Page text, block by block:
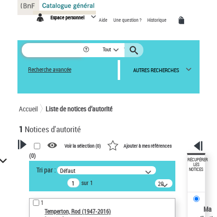
Espace personnel Aide Une question ? Historique
Tout
Recherche avancée AUTRES RECHERCHES
Accueil Liste de notices d’autorité
1 Notices d'autorité
VOTRE RECHERCHE
Recherche avancée dans les
notices d’autorité
Œuvres liées à l'auteur :
Temperton, Rod (1947-2016)
Voir la sélection (0) Ajouter à mes références
(0)
Tri par : Défaut
sur 1
20
résultats/page
1
Temperton, Rod (1947-2016)
RÉCUPÉRER
LES
NOTICES
Ma
Panneau de gestion des cookies